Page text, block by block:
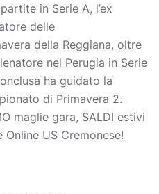
in Serie A, l’ex
delle
della Reggiana, oltre
nel Perugia in Serie
ha guidato la
di Primavera 2.
maglie gara, SALDI estivi
US Cremonese!